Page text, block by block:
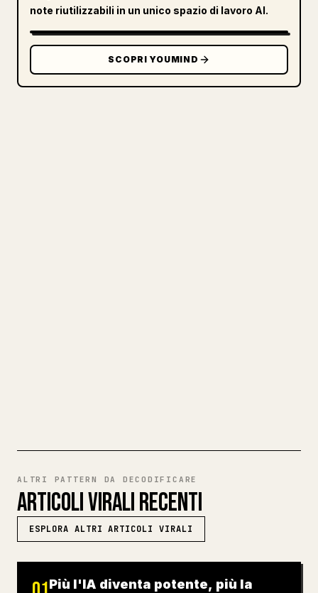
note riutilizzabili in un unico spazio di lavoro AI.
SCOPRI YOUMIND
ALTRI PATTERN DA DECODIFICARE
ARTICOLI VIRALI RECENTI
ESPLORA ALTRI ARTICOLI VIRALI
Più l'IA diventa potente, più la